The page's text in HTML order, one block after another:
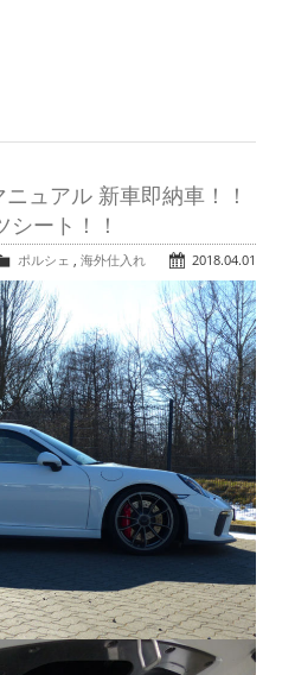
ュアル 新車即納車！！
ート！！
2018.04.01
ポルシェ 海外仕入れ